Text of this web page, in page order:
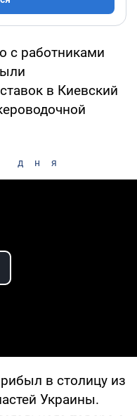
с работниками
в Киевский
дня
Video
в столицу из
Украины.